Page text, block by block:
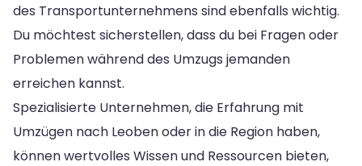
des Transportunternehmens sind ebenfalls wichtig.
Du möchtest sicherstellen, dass du bei Fragen oder
Problemen während des Umzugs jemanden
erreichen kannst.
Spezialisierte Unternehmen, die Erfahrung mit
Umzügen nach Leoben oder in die Region haben,
können wertvolles Wissen und Ressourcen bieten,